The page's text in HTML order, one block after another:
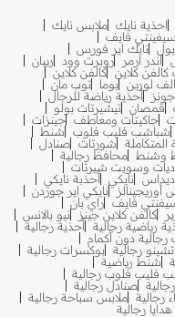
احذية نايك ملابس نايك
سيفينتي فايف
نايك اير فورس
اندر ارمر روبرت وود
ريبان
كلاين كالفن كلاين
لورين بوما
توب مان
أحذية رياضة للرجال
قمصان تيشيرتات بولو
جاكيتات ومعاطف جينزات
شباشب فليب فلوب
شنط
شورتات صنادل
وشنط
محافظ رجالية
وسويت شيرتات
نايكي أحذبة نايكي
أوريجينالز
نايكي اير جوردن
فايف راي بان
كالفن كلاين جينز
نيو بالانس
رياضية رجالية أحذية رجالية
رجالية دون أكمام
رجالية بوكسرات رجالية
شنط رياضية
فليب فلوب رجالية
صنادل رجالية
رجالية ملابس سباحة رجالية
رجالية